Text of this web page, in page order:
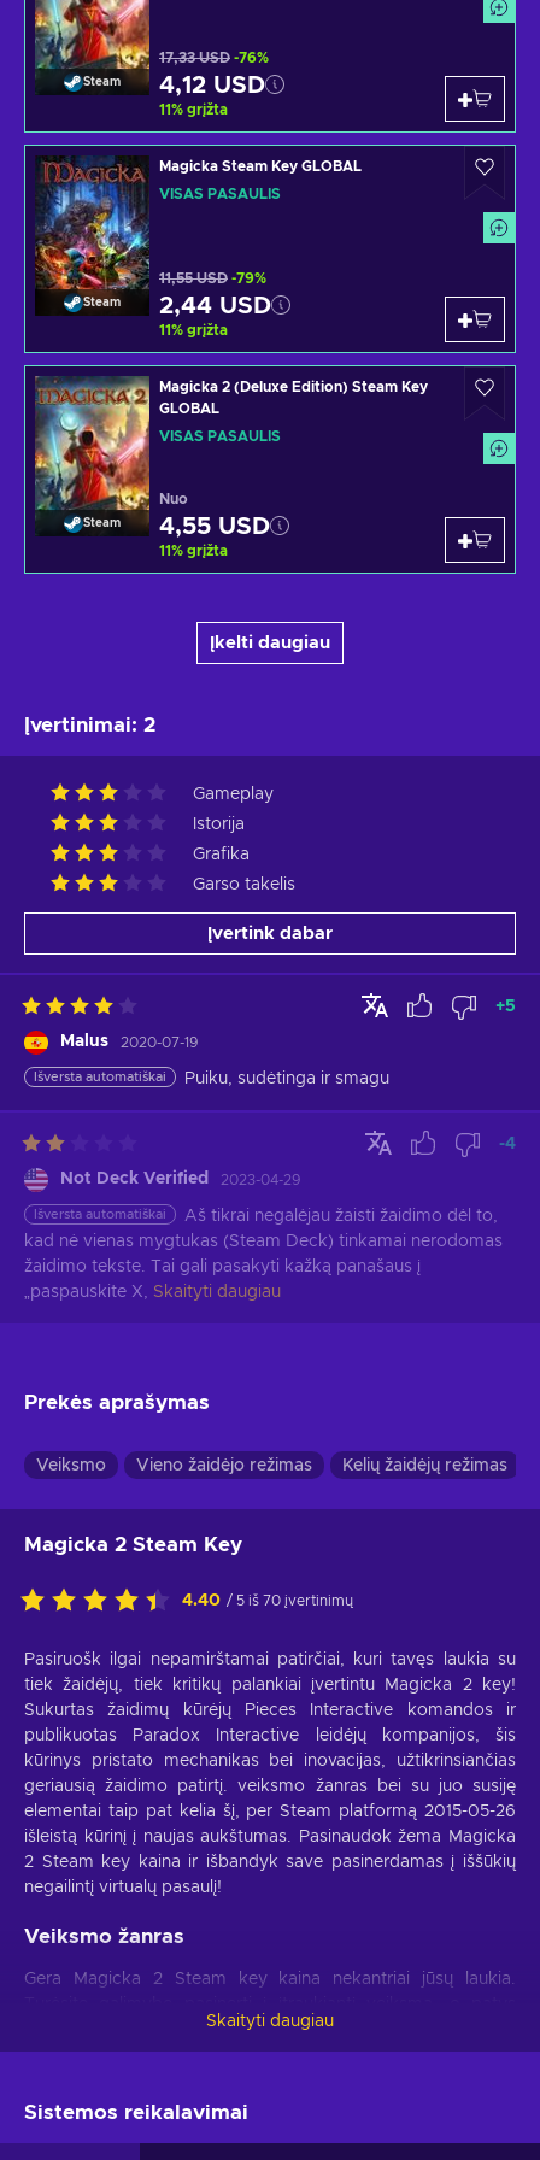
Steam
17,33 USD -76%
4,12 USD
11% grįžta
Steam
Magicka Steam Key GLOBAL
VISAS PASAULIS
11,55 USD -79%
2,44 USD
11% grįžta
Steam
Magicka 2 (Deluxe Edition) Steam Key
GLOBAL
VISAS PASAULIS
Nuo
4,55 USD
11% grįžta
Įkelti daugiau
Įvertinimai: 2
Gameplay
Istorija
Grafika
Garso takelis
Įvertink dabar
Malus 2020-07-19
+5
Išversta automatiškai Puiku, sudėtinga ir smagu
Not Deck Verified 2023-04-29
-4
Išversta automatiškai
Aš tikrai negalėjau žaisti žaidimo dėl to,
kad nė vienas mygtukas (Steam Deck) tinkamai nerodomas
žaidimo tekste. Tai gali pasakyti kažką panašaus į
„paspauskite X, Skaityti daugiau
Prekės aprašymas
Veiksmo Vieno žaidėjo režimas Kelių žaidėjų režimas
Magicka 2 Steam Key
4.40 / 5 iš 70 įvertinimų
Pasiruošk ilgai nepamirštamai patirčiai, kuri tavęs laukia su
tiek žaidėjų, tiek kritikų palankiai įvertintu Magicka 2 key!
Sukurtas žaidimų kūrėjų Pieces Interactive komandos ir
publikuotas Paradox Interactive leidėjų kompanijos, šis
kūrinys pristato mechanikas bei inovacijas, užtikrinsiančias
geriausią žaidimo patirtį. veiksmo žanras bei su juo susiję
elementai taip pat kelia šį, per Steam platformą 2015-05-26
išleistą kūrinį į naujas aukštumas. Pasinaudok žema Magicka
2 Steam key kaina ir išbandyk save pasinerdamas į iššūkių
negailintį virtualų pasaulį!
Veiksmo žanras
Gera Magicka 2 Steam key kaina nekantriai jūsų laukia.
tapsite itin unikalios ir asmeninės patirties dalimi. Nuo
kruopštaus taikinio nustatymo iki teisingos atakos
nepamiršti, jog su didele galia ateina ir daug atsakomybių.
Skaityti daugiau
Sistemos reikalavimai